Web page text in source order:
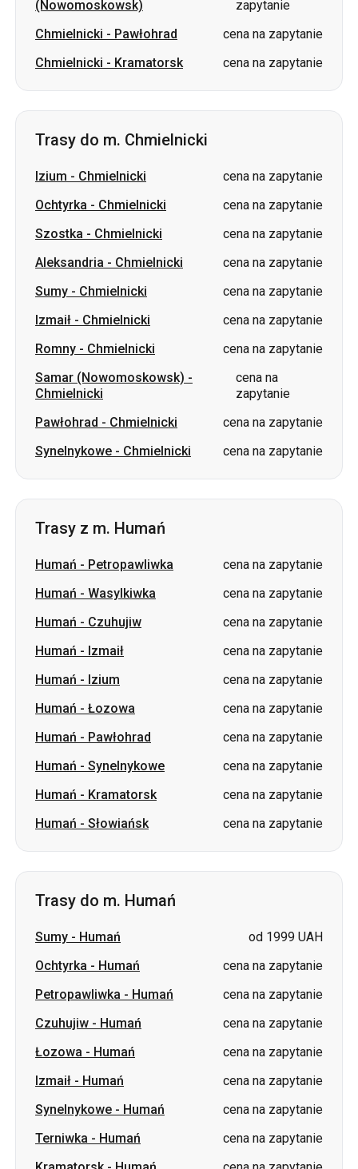
(Nowomoskowsk)
zapytanie
Chmielnicki - Pawłohrad
cena na zapytanie
Chmielnicki - Kramatorsk cena na zapytanie
Trasy do m. Chmielnicki
Izium - Chmielnicki
cena na zapytanie
Ochtyrka - Chmielnicki
cena na zapytanie
Szostka - Chmielnicki
cena na zapytanie
Aleksandria - Chmielnicki
cena na zapytanie
Sumy - Chmielnicki
cena na zapytanie
Izmaił - Chmielnicki
cena na zapytanie
Romny - Chmielnicki
cena na zapytanie
Samar (Nowomoskowsk) -
Chmielnicki
cena na
zapytanie
Pawłohrad - Chmielnicki
cena na zapytanie
Synelnykowe - Chmielnicki cena na zapytanie
Trasy z m. Humań
Humań - Petropawliwka
cena na zapytanie
Humań - Wasylkiwka
cena na zapytanie
Humań - Czuhujiw
cena na zapytanie
Humań - Izmaił
cena na zapytanie
Humań - Izium
cena na zapytanie
Humań - Łozowa
cena na zapytanie
Humań - Pawłohrad
cena na zapytanie
Humań - Synelnykowe
cena na zapytanie
Humań - Kramatorsk
cena na zapytanie
Humań - Słowiańsk cena na zapytanie
Trasy do m. Humań
Sumy - Humań
od 1999 UAH
Ochtyrka - Humań
cena na zapytanie
Petropawliwka - Humań
cena na zapytanie
Czuhujiw - Humań
cena na zapytanie
Łozowa - Humań
cena na zapytanie
Izmaił - Humań
cena na zapytanie
Synelnykowe - Humań
cena na zapytanie
Terniwka - Humań
cena na zapytanie